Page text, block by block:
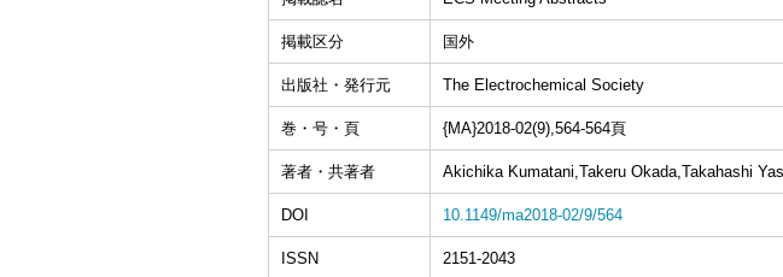
掲載区分 国外
出版社・発行元 The Electrochemical Society
巻・号・頁 {MA}2018-02(9),564-564頁
著者・共著者 Akichika Kumatani,Takeru Okada,Takahashi
DOI 10.1149/ma2018-02/9/564
ISSN 2151-2043